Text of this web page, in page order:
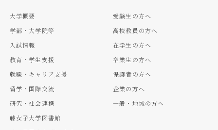
大学概要
学部・大学院等
入試情報
教育・学生支援
就職・キャリア支援
留学・国際交流
研究・社会連携
藤女子大学図書館
受験生の方へ
高校教員の方へ
在学生の方へ
卒業生の方へ
保護者の方へ
企業の方へ
一般・地域の方へ